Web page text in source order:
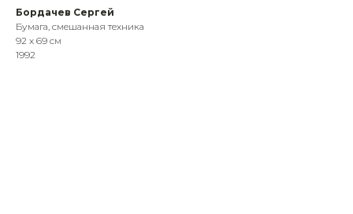
Бордачев Сергей
Бумага, смешанная техника
92 х 69 см
1992